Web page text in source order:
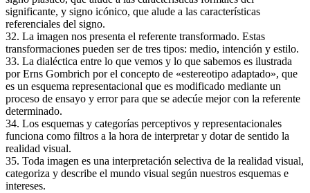
significante, y signo icónico, que alude a las características
referenciales del signo.
32. La imagen nos presenta el referente transformado. Estas
transformaciones pueden ser de tres tipos: medio, intención y estilo.
33. La dialéctica entre lo que vemos y lo que sabemos es ilustrada
por Erns Gombrich por el concepto de «estereotipo adaptado», que
es un esquema representacional que es modificado mediante un
proceso de ensayo y error para que se adecúe mejor con la referente
determinado.
34. Los esquemas y categorías perceptivos y representacionales
funciona como filtros a la hora de interpretar y dotar de sentido la
realidad visual.
35. Toda imagen es una interpretación selectiva de la realidad visual,
categoriza y describe el mundo visual según nuestros esquemas e
intereses.